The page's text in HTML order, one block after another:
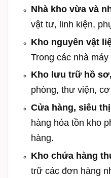
Nhà kho vừa và
vật tư, linh kiện,
Kho nguyên vật
Trong các nhà máy
Kho lưu trữ hồ
phòng, thư viện,
Cửa hàng, siêu
hàng hóa tồn kho
hàng.
Kho chứa hàng
trữ các đơn hàng